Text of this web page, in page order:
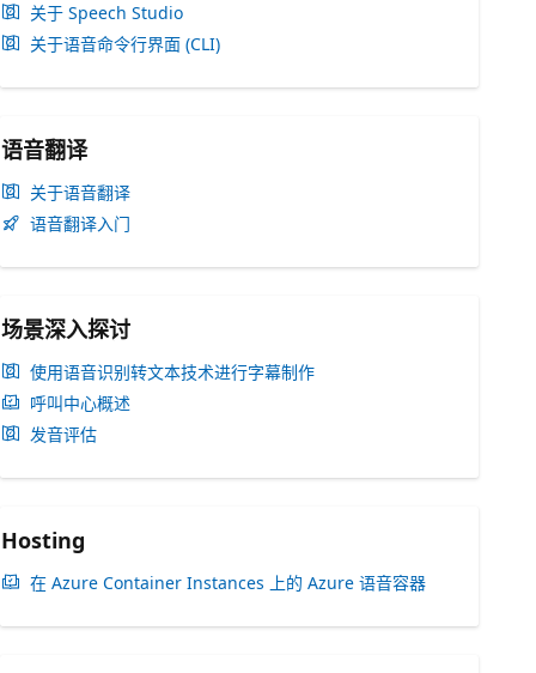
关于 Speech Studio
关于语音命令行界面 (CLI)
语音翻译
关于语音翻译
语音翻译入门
场景深入探讨
使用语音识别转文本技术进行字幕制作
呼叫中心概述
发音评估
Hosting
在 Azure Container Instances 上的 Azure 语音容器